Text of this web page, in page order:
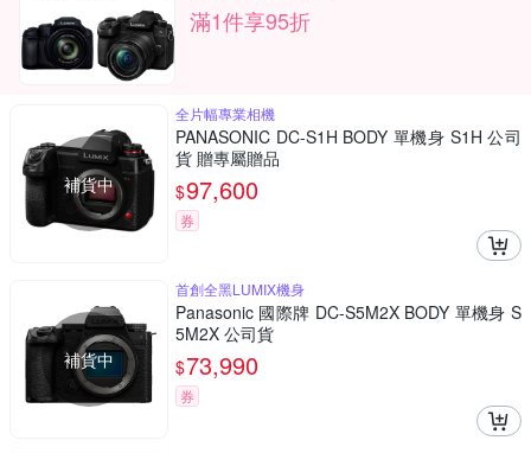
滿1件享95折
補貨中
全片幅專業相機
PANASONIC DC-S1H BODY 單機身 S1H 公司
貨 贈專屬贈品
$97,600
券
補貨中
首創全黑LUMIX機身
Panasonic 國際牌 DC-S5M2X BODY 單機身 S
5M2X 公司貨
$73,990
券